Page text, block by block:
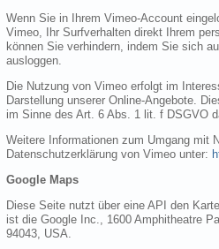
Wenn Sie in Ihrem Vimeo-Account
Vimeo, Ihr Surfverhalten direkt Ihrem
können Sie verhindern, indem Sie sich
ausloggen.
Die Nutzung von Vimeo erfolgt im
Darstellung unserer Online-Angebote.
im Sinne des Art. 6 Abs. 1 lit. f DSGVO
Weitere Informationen zum Umgang mit
Datenschutzerklärung von Vimeo unter:
Google Maps
Diese Seite nutzt über eine API den
ist die Google Inc., 1600 Amphitheatre
94043, USA.